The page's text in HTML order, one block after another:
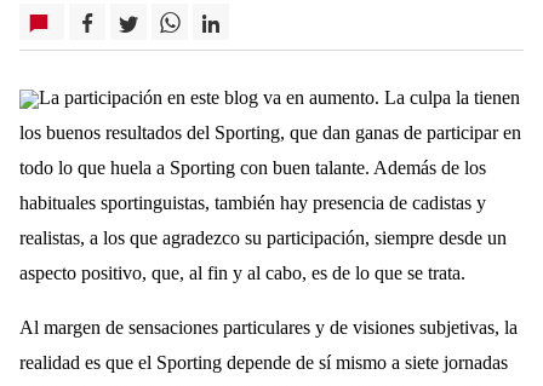
La participación en este blog va en aumento. La culpa la tienen
los buenos resultados del Sporting, que dan ganas de participar en
todo lo que huela a Sporting con buen talante. Además de los
habituales sportinguistas, también hay presencia de cadistas y
realistas, a los que agradezco su participación, siempre desde un
aspecto positivo, que, al fin y al cabo, es de lo que se trata.
Al margen de sensaciones particulares y de visiones subjetivas, la
realidad es que el Sporting depende de sí mismo a siete jornadas